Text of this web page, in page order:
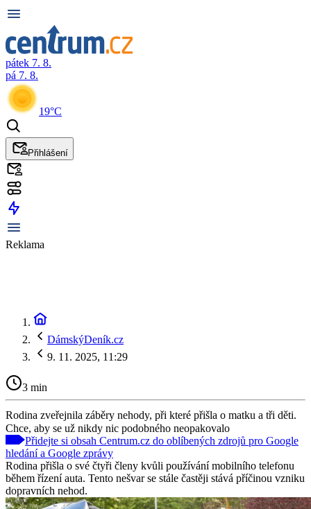
pátek 7. 8.
pá 7. 8.
19°C
Přihlášení
Reklama
DámskýDeník.cz
9. 11. 2025, 11:29
3 min
Rodina zveřejnila záběry nehody, při které přišla o matku a tři děti.
Chce, aby se už nikdy nic podobného neopakovalo
Přidejte si obsah Centrum.cz do oblíbených zdrojů pro Google
hledání a Google zprávy
Rodina přišla o své čtyři členy kvůli používání mobilního telefonu
během řízení auta. Tento nešvar se stále častěji stává příčinou vzniku
dopravních nehod.